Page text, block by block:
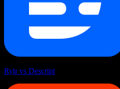
Rytr vs Descript